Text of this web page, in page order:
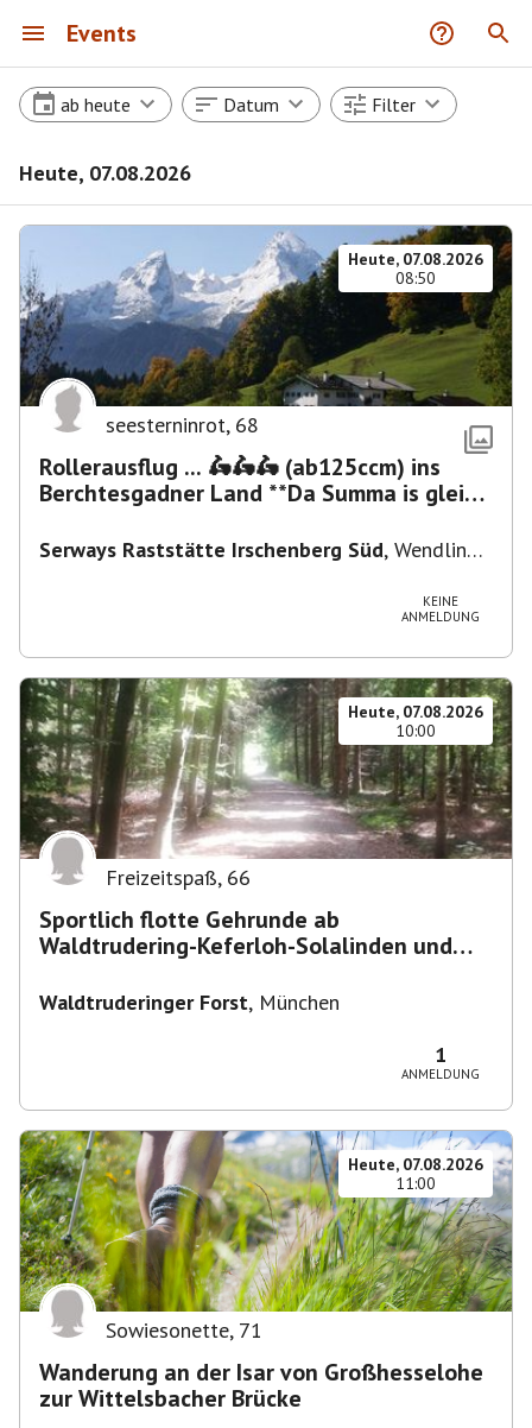
Events
ab heute Datum Filter
Heute, 07.08.2026
Heute, 07.08.2026
08:50
seesterninrot, 68
Rollerausflug ... 🛵🛵🛵 (ab125ccm) ins
Berchtesgadner Land **Da Summa is glei
Serways Raststätte Irschenberg Süd, Wendling
KEINE
ANMELDUNG
Heute, 07.08.2026
10:00
Freizeitspaß, 66
Sportlich flotte Gehrunde ab
Waldtrudering-Keferloh-Solalinden und
Waldtruderinger Forst, München
1
ANMELDUNG
Heute, 07.08.2026
11:00
Sowiesonette, 71
Wanderung an der Isar von Großhesselohe
zur Wittelsbacher Brücke